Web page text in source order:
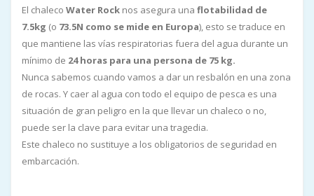
El chaleco Water Rock nos asegura una flotabilidad de
7.5kg (o 73.5N como se mide en Europa), esto se traduce en
que mantiene las vías respiratorias fuera del agua durante un
mínimo de 24 horas para una persona de 75 kg.
Nunca sabemos cuando vamos a dar un resbalón en una zona
de rocas. Y caer al agua con todo el equipo de pesca es una
situación de gran peligro en la que llevar un chaleco o no,
puede ser la clave para evitar una tragedia.
Este chaleco no sustituye a los obligatorios de seguridad en
embarcación.